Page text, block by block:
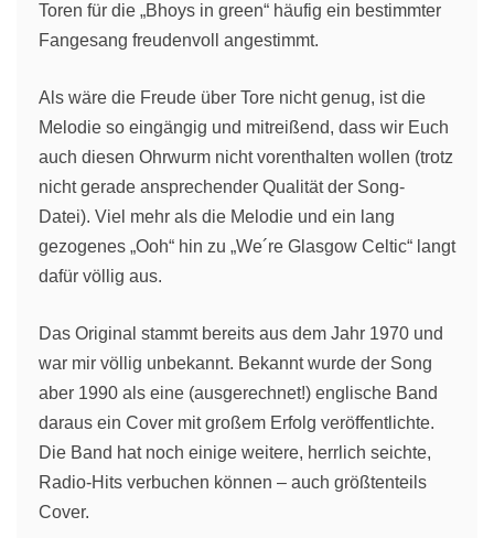
Toren für die „Bhoys in green“ häufig ein bestimmter
Fangesang freudenvoll angestimmt.
Als wäre die Freude über Tore nicht genug, ist die
Melodie so eingängig und mitreißend, dass wir Euch
auch diesen Ohrwurm nicht vorenthalten wollen (trotz
nicht gerade ansprechender Qualität der Song-
Datei). Viel mehr als die Melodie und ein lang
gezogenes „Ooh“ hin zu „We´re Glasgow Celtic“ langt
dafür völlig aus.
Das Original stammt bereits aus dem Jahr 1970 und
war mir völlig unbekannt. Bekannt wurde der Song
aber 1990 als eine (ausgerechnet!) englische Band
daraus ein Cover mit großem Erfolg veröffentlichte.
Die Band hat noch einige weitere, herrlich seichte,
Radio-Hits verbuchen können – auch größtenteils
Cover.